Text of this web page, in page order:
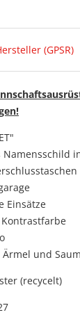
(GPSR)
Namensschild
Einsätze
und Saum
(recycelt)